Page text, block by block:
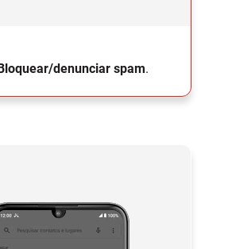
denunciar spam.